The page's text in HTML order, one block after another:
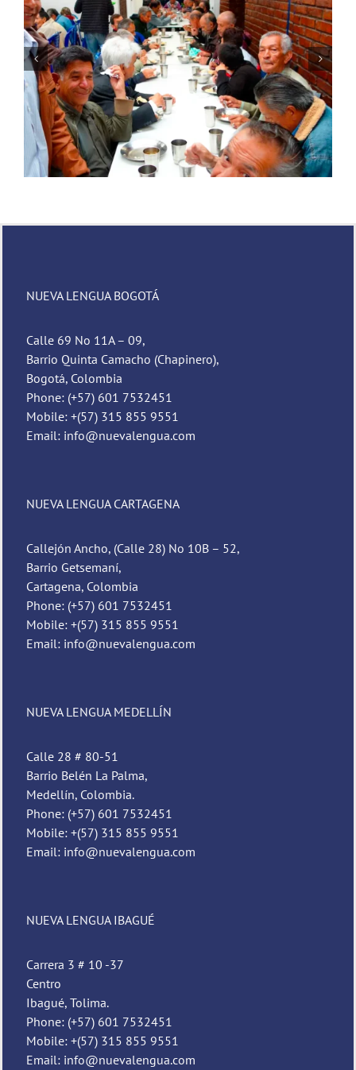
Novena de Navidad
NUEVA LENGUA BOGOTÁ
Calle 69 No 11A – 09,
Barrio Quinta Camacho (Chapinero),
Bogotá, Colombia
Phone: (+57) 601 7532451
Mobile: +(57) 315 855 9551
Email: info@nuevalengua.com
NUEVA LENGUA CARTAGENA
Callejón Ancho, (Calle 28) No 10B – 52,
Barrio Getsemaní,
Cartagena, Colombia
Phone: (+57) 601 7532451
Mobile: +(57) 315 855 9551
Email: info@nuevalengua.com
NUEVA LENGUA MEDELLÍN
Calle 28 # 80-51
Barrio Belén La Palma,
Medellín, Colombia.
Phone: (+57) 601 7532451
Mobile: +(57) 315 855 9551
Email: info@nuevalengua.com
NUEVA LENGUA IBAGUÉ
Carrera 3 # 10 -37
Centro
Ibagué, Tolima.
Phone: (+57) 601 7532451
Mobile: +(57) 315 855 9551
Email: info@nuevalengua.com